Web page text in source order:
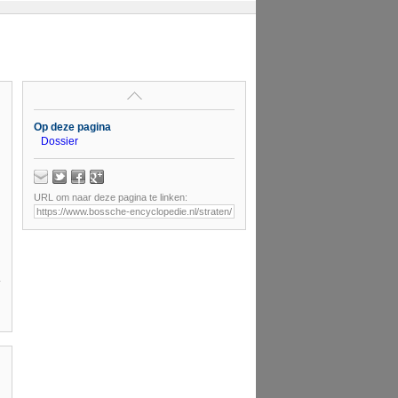
Op deze pagina
Dossier
URL om naar deze pagina te linken: